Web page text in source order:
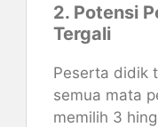
2. Potensi
Tergali
Peserta didik
semua mata
memilih 3